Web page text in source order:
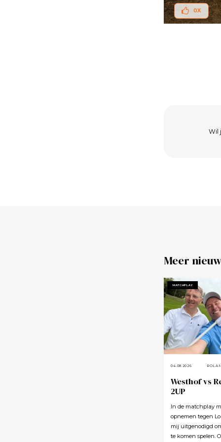
0X
Wil
Meer
MATCHPLAY
04.08.2026
Westhof vs
2UP
In de matchplay
opnemen tegen
mij uitgenodigd
te komen spelen.